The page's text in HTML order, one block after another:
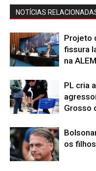
NOTÍCIAS
Projeto
fissura
na
PL cria
Grosso
os